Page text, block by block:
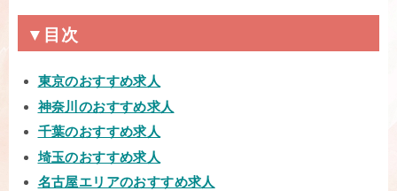
▼目次
東京のおすすめ求人
神奈川のおすすめ求人
千葉のおすすめ求人
埼玉のおすすめ求人
名古屋エリアのおすすめ求人